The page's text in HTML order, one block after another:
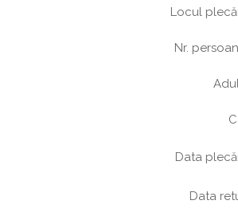
Locul
Nr.
Data
Data